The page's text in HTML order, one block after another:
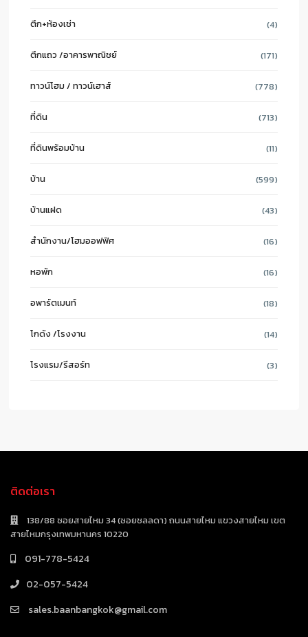
ตึก+ห้องเช่า (4)
ตึกแถว /อาคารพาณิชย์ (171)
ทาวน์โฮม / ทาวน์เฮาส์ (778)
ที่ดิน (713)
ที่ดินพร้อมบ้าน (11)
บ้าน (599)
บ้านแฝด (43)
สำนักงาน/โฮมออฟฟิศ (16)
หอพัก (16)
อพาร์ตเมนท์ (18)
โกดัง /โรงงาน (14)
โรงแรม/รีสอร์ท (3)
ติดต่อเรา
138/88 ซอยสายไหม 34 (ซอยชลลดา) ถนนสายไหม แขวงสายไหม เขต
สายไหมกรุงเทพมหานคร 10220
091-778-5424
02-057-5424
sales.baanbangkok@gmail.com